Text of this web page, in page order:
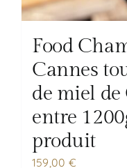
Food
Cannes
de miel de
entre
produit
159,00 €